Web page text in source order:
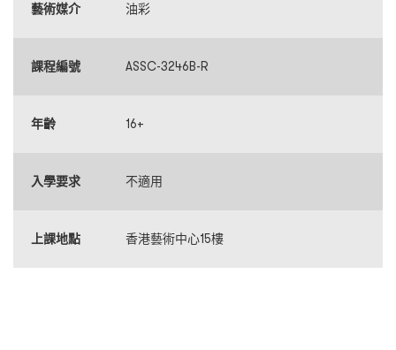
藝術媒介 油彩
課程編號 ASSC-3246B-R
年齡 16+
入學要求 不適用
上課地點 香港藝術中心15樓